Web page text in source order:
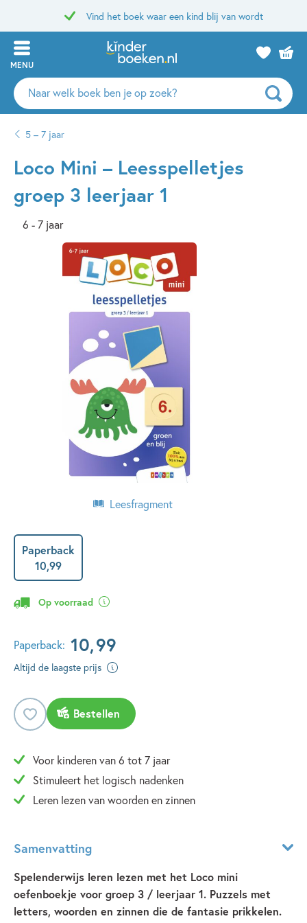
Vind het boek waar een kind blij van wordt
MENU
Zoeken
naar
auteurs
uitgevers
5 – 7 jaar
Loco Mini – Leesspelletjes
groep 3 leerjaar 1
6 - 7 jaar
Leesfragment
Paperback
10,99
Op voorraad
Paperback: 10,99
Altijd de laagste prijs
Bestellen
Voor kinderen van 6 tot 7 jaar
Stimuleert het logisch nadenken
Leren lezen van woorden en zinnen
Samenvatting
Spelenderwijs leren lezen met het Loco mini
oefenboekje voor groep 3 / leerjaar 1. Puzzels met
letters, woorden en zinnen die de fantasie prikkelen.